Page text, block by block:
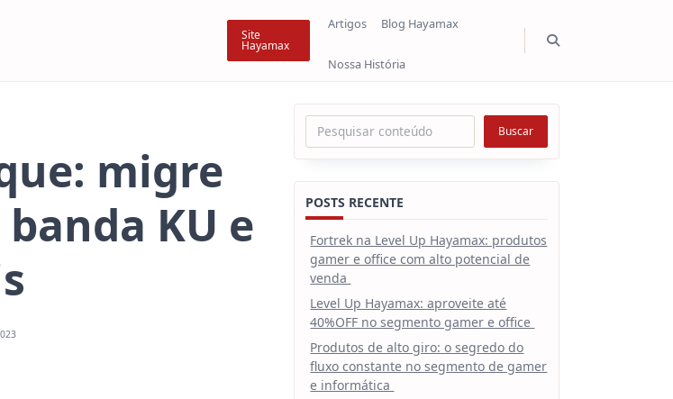
Site
Hayamax
Artigos Blog Hayamax
Nossa História
migre
KU e
Pesquisar Buscar
POSTS RECENTE
Fortrek na Level Up Hayamax: produtos
gamer e office com alto potencial de
venda
Level Up Hayamax: aproveite até
40%OFF no segmento gamer e office
Produtos de alto giro: o segredo do
fluxo constante no segmento de gamer
e informática